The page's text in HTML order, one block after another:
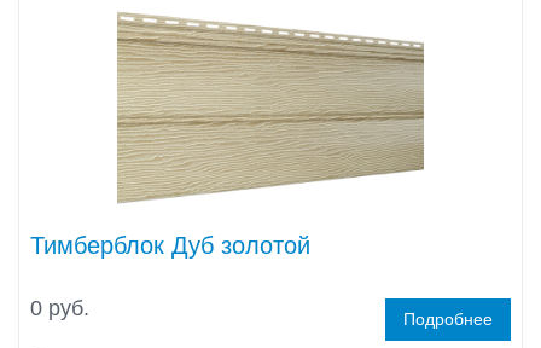
Тимберблок Дуб золотой
0 руб. Подробнее